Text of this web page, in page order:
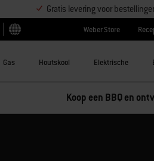
Gratis levering voor
Kies land
Weber Store
Gas Houtskool Elektrische
Korting op accessoires – Koop 2